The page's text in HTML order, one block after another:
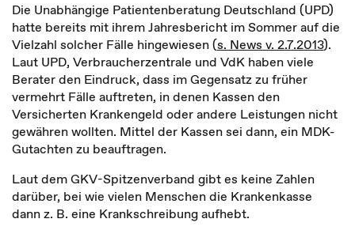
Die Unabhängige Patientenberatung Deutschland (UPD)
hatte bereits mit ihrem Jahresbericht im Sommer auf die
Vielzahl solcher Fälle hingewiesen (s. News v. 2.7.2013).
Laut UPD, Verbraucherzentrale und VdK haben viele
Berater den Eindruck, dass im Gegensatz zu früher
vermehrt Fälle auftreten, in denen Kassen den
Versicherten Krankengeld oder andere Leistungen nicht
gewähren wollten. Mittel der Kassen sei dann, ein MDK-
Gutachten zu beauftragen.
Laut dem GKV-Spitzenverband gibt es keine Zahlen
darüber, bei wie vielen Menschen die Krankenkasse
dann z. B. eine Krankschreibung aufhebt.